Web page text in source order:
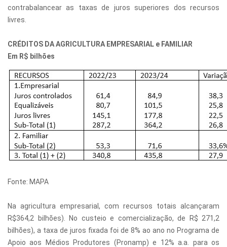
contrabalancear as taxas de juros superiores dos recursos
livres.
CRÉDITOS DA AGRICULTURA EMPRESARIAL e FAMILIAR
Em R$ bilhões
Fonte: MAPA
Na agricultura empresarial, com recursos totais alcançaram
R$364,2 bilhões). No custeio e comercialização, de R$ 271,2
bilhões), a taxa de juros fixada foi de 8% ao ano no Programa de
Apoio aos Médios Produtores (Pronamp) e 12% a.a. para os